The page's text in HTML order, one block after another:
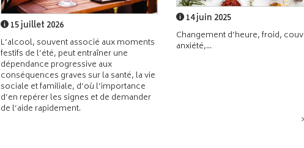
15 juillet 2026
L’alcool, souvent associé aux moments
festifs de l’été, peut entraîner une
dépendance progressive aux
conséquences graves sur la santé, la vie
sociale et familiale, d’où l’importance
d’en repérer les signes et de demander
de l’aide rapidement.
14 juin 2025
Changement d’heure, froid,
anxiété,...